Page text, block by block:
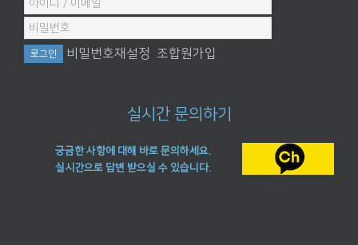
비밀번호재설정 조합원가입
실시간 문의하기
궁금한 사항에 대해 바로 문의하세요.
실시간으로 답변 받으실 수 있습니다.